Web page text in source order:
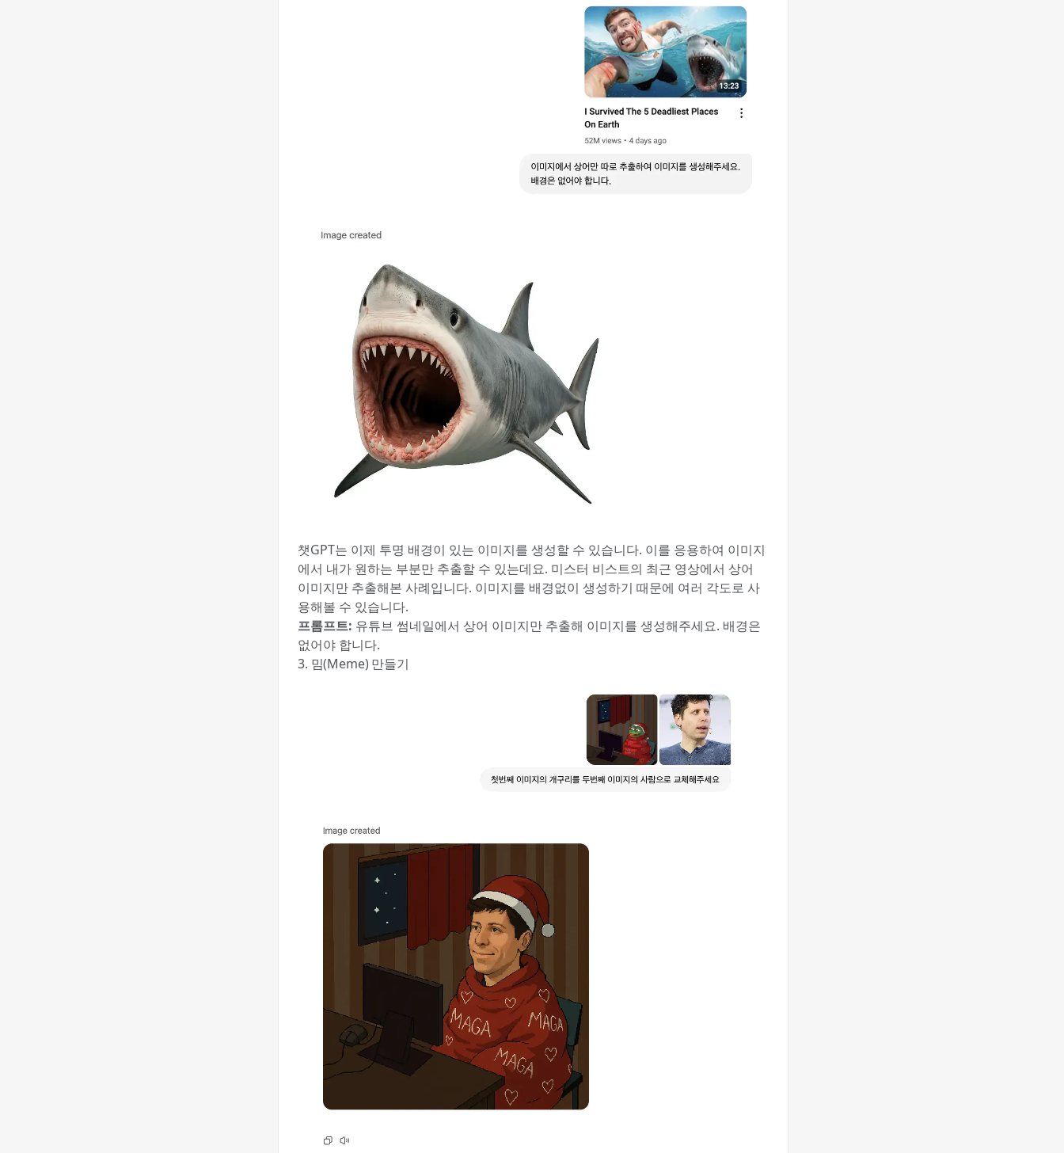
챗GPT는 이제 투명 배경이 있는 이미지를 생성할 수 있습니다. 이를 응용하여 이미지
에서 내가 원하는 부분만 추출할 수 있는데요. 미스터 비스트의 최근 영상에서 상어
이미지만 추출해본 사례입니다. 이미지를 배경없이 생성하기 때문에 여러 각도로 사
용해볼 수 있습니다.
프롬프트: 유튜브 썸네일에서 상어 이미지만 추출해 이미지를 생성해주세요. 배경은
없어야 합니다.
3. 밈(Meme) 만들기